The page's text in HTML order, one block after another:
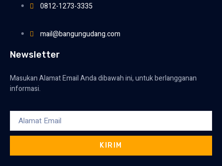
0812-1273-3335
mail@bangungudang.com
Newsletter
Masukan Alamat Email Anda dibawah ini, untuk berlangganan
informasi.
KIRIM